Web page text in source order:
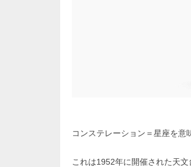
コンステレーション＝星座を意
これは1952年に開催された天